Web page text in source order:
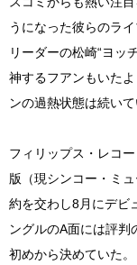
うになった彼らのラ
リーダーの松崎“ヨッ
神するフアンもいた
ンの過熱状態は続いて
フィリップス・レコ
版（現シンコー・ミ
約を交わし8月にデビ
ングルのA面には評判
初めから決めていた